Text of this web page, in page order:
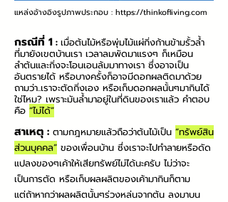
แหล่งอ้างอิงรูปภาพประกอบ : https://thinkofliving.com
กรณีที่ 1 : เมื่อต้นไม้หรือพุ่มไม้แผ่กิ่งก้านข้ามรั้วล้ำ
ที่มายังเขตบ้านเรา เวลาลมพัดมาแรงๆ ก็เหมือน
ลำต้นและกิ่งจะโอนเอนล้มมาทางเรา ซึ่งอาจเป็น
อันตรายได้ หรือบางครั้งก็อาจมีดอกผลติดมาด้วย
ถามว่า..เราจะตัดกิ่งเอง หรือเก็บดอกผลนั้นๆมากินได้
ใช่ไหม? เพราะมันล้ำมาอยู่ในที่ดินของเราแล้ว คำตอบ
คือ “ไม่ได้”
สาเหตุ : ตามกฎหมายแล้วถือว่าต้นไม้เป็น “ทรัพย์สิน
ส่วนบุคคล” ของเพื่อนบ้าน ซึ่งเราจะไปทำลายหรือดัด
แปลงของๆเค้าให้เสียทรัพย์ไม่ได้นะครับ ไม่ว่าจะ
เป็นการตัด หรือเก็บผลผลิตของเค้ามากินก็ตาม
แต่ถ้าหากว่าผลผลิตนั้นๆร่วงหล่นจากต้น ลงมาบน